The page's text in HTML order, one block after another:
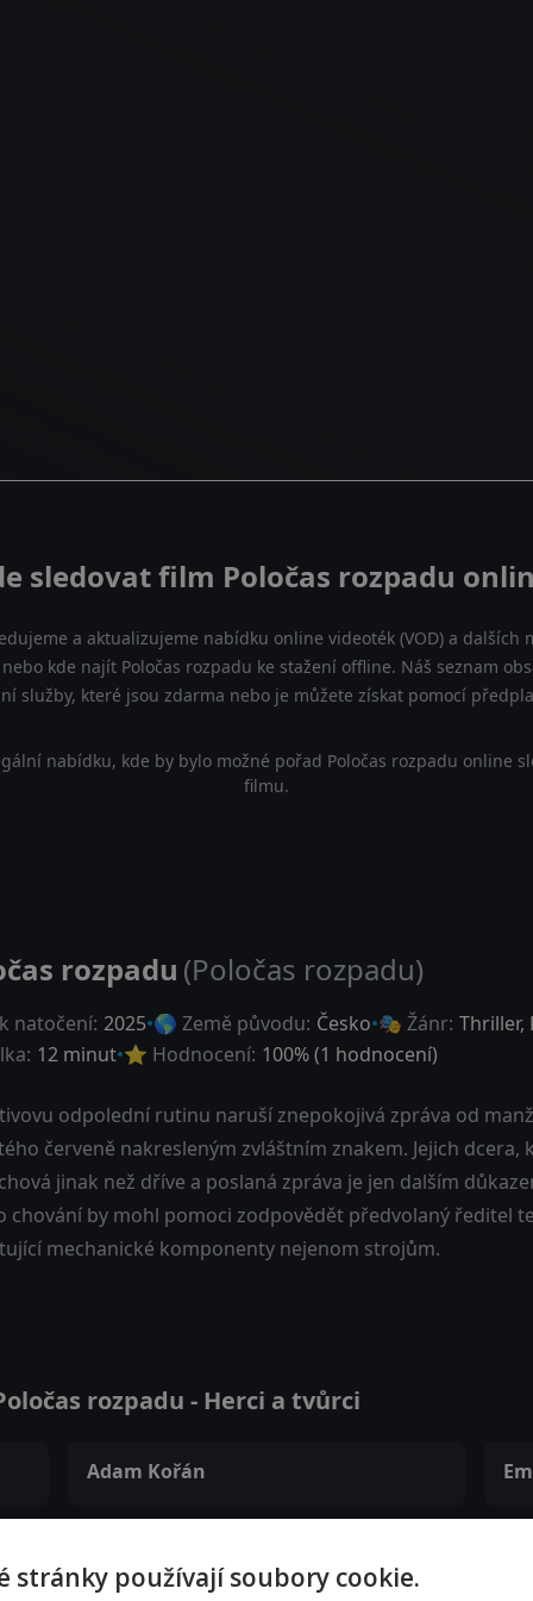
sledovat film Poločas rozpadu
a aktualizujeme nabídku online videoték (VOD) a dalších
kde najít Poločas rozpadu ke stažení offline. Náš seznam
služby, které jsou zdarma nebo je můžete získat pomocí
nabídku, kde by bylo možné pořad Poločas rozpadu online
filmu.
rozpadu (Poločas rozpadu)
natočení: 2025 🌎 Země původu: Česko 🎭 Žánr: Thriller,
12 minut ⭐ Hodnocení: 100% (1 hodnocení)
odpolední rutinu naruší znepokojivá zpráva od
červeně nakresleným zvláštním znakem. Jejich
jinak než dříve a poslaná zpráva je jen dalším
chování by mohl pomoci zodpovědět předvolaný ředitel
mechanické komponenty nejenom strojům.
rozpadu - Herci a tvůrci
Adam Kořán
stránky používají soubory cookie.